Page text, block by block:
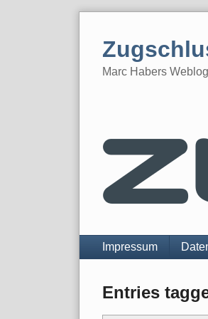
Marc Habers Weblog
Navigation
Impressum
Entries